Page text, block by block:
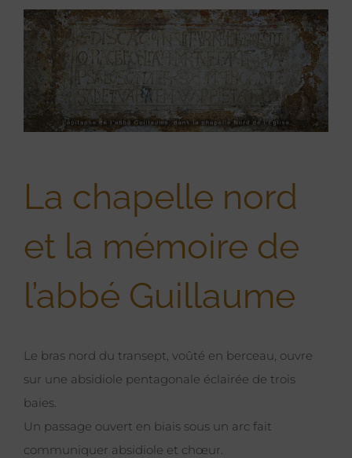
View
Larger
Image
La chapelle nord
et la mémoire de
l’abbé Guillaume
Le bras nord du transept, voûté en berceau, ouvre
sur une absidiole pentagonale éclairée de trois
baies.
Un passage ouvert en biais sous un arc fait
communiquer absidiole et chœur.